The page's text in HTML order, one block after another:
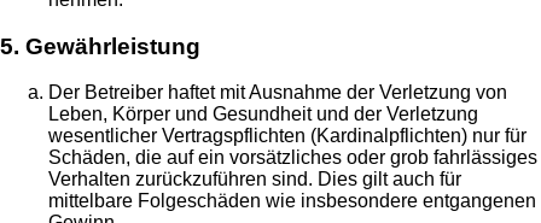
5. Gewährleistung
Der Betreiber haftet mit Ausnahme der Verletzung von
Leben, Körper und Gesundheit und der Verletzung
wesentlicher Vertragspflichten (Kardinalpflichten) nur für
Schäden, die auf ein vorsätzliches oder grob fahrlässiges
Verhalten zurückzuführen sind. Dies gilt auch für
mittelbare Folgeschäden wie insbesondere entgangenen